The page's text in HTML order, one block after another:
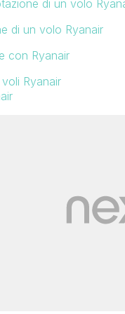
di un volo
di un volo Ryanair
con Ryanair
Ryanair